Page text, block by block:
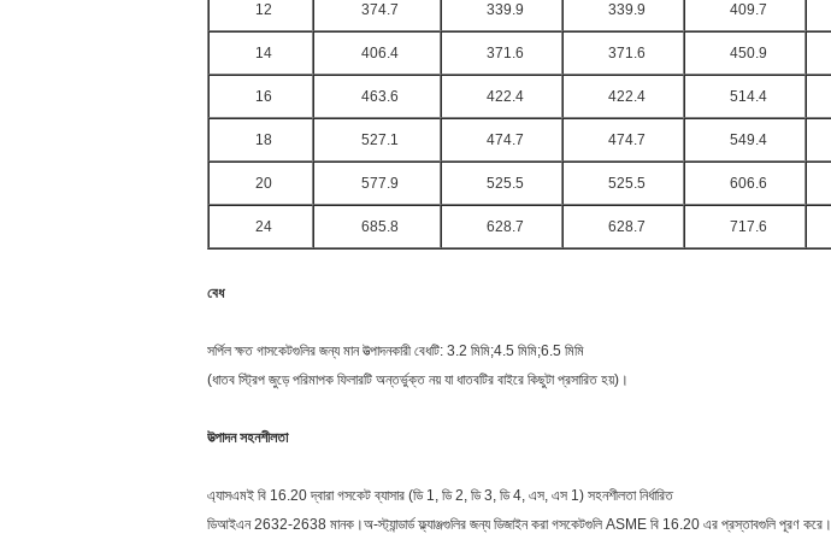
12 374.7 339.9 339.9 409.7
14 406.4 371.6 371.6 450.9
16 463.6 422.4 422.4 514.4
18 527.1 474.7 474.7 549.4
20 577.9 525.5 525.5 606.6
24 685.8 628.7 628.7 717.6
বেধ
সর্পিল ক্ষত গাসকেটগুলির জন্য মান উত্পাদনকারী বেধটি: 3.2 মিমি;4.5 মিমি;6.5 মিমি
(ধাতব স্ট্রিপ জুড়ে পরিমাপক ফিলারটি অন্তর্ভুক্ত নয় যা ধাতবটির বাইরে কিছুটা প্রসারিত হয়)।
উত্পাদন সহনশীলতা
এ্যাসএমই বি 16.20 দ্বারা গসকেট ব্যাসার (ডি 1, ডি 2, ডি 3, ডি 4, এস, এস 1) সহনশীলতা নির্ধারিত
ডিআইএন 2632-2638 মানক।অ-স্ট্যান্ডার্ড ফ্ল্যাঞ্জগুলির জন্য ডিজাইন করা গসকেটগুলি ASME বি 16.20 এর প্রস্তাবগুলি পূরণ করে।